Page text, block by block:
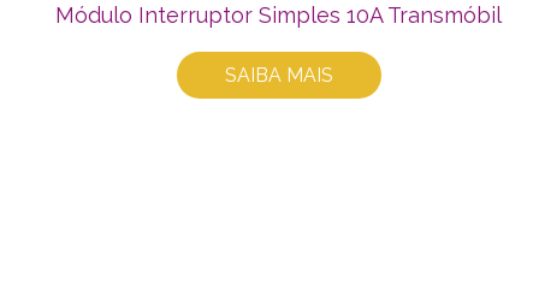
Módulo Interruptor Simples 10A Transmóbil
SAIBA MAIS